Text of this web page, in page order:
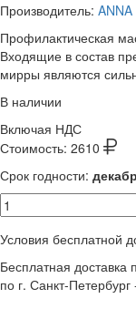
Производитель: ANNA
Профилактическая
Входящие в состав
мирры являются
В наличии
Включая НДС
Стоимость: 2610
Срок годности:
Условия бесплатной
Бесплатная доставка
по г. Санкт-